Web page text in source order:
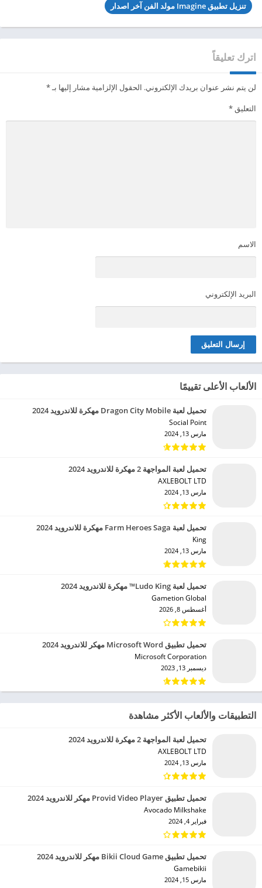
تنزيل تطبيق Imagine مولد الفن آخر اصدار
اترك تعليقاً
لن يتم نشر عنوان بريدك الإلكتروني. الحقول الإلزامية مشار إليها بـ*
التعليق*
الاسم
البريد الإلكتروني
الألعاب الأعلى تقييمًا
تحميل لعبة Dragon City Mobile مهكرة للاندرويد 2024
Social Point‏
مارس 13, 2024
تحميل لعبة المواجهة 2 مهكرة للاندرويد 2024
AXLEBOLT LTD‏
مارس 13, 2024
تحميل لعبة Farm Heroes Saga مهكرة للاندرويد 2024
King‏
مارس 13, 2024
تحميل لعبة Ludo King™ مهكرة للاندرويد 2024
Gametion Global‏
أغسطس 8, 2026
تحميل تطبيق Microsoft Word مهكر للاندرويد 2024
Microsoft Corporation‏
ديسمبر 13, 2023
التطبيقات والألعاب الأكثر مشاهدة
تحميل لعبة المواجهة 2 مهكرة للاندرويد 2024
AXLEBOLT LTD‏
مارس 13, 2024
تحميل تطبيق Provid Video Player مهكر للاندرويد 2024
Avocado Milkshake‏
فبراير 4, 2024
تحميل تطبيق Bikii Cloud Game مهكر للاندرويد 2024
Gamebikii‏
مارس 15, 2024